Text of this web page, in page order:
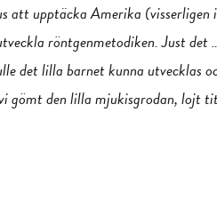
att upptäcka Amerika
röntgenmetodiken. Just
det lilla barnet kunna
den lilla mjukisgrodan, lojt